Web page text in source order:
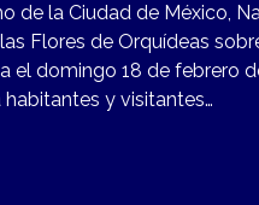
de la Ciudad de México,
Flores de Orquídeas
el domingo 18 de febrero
y visitantes…